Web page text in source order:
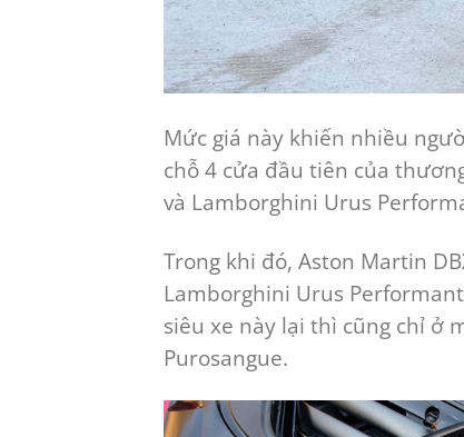
Mức giá này khiến nhiều
chỗ 4 cửa đầu tiên của
và Lamborghini Urus
Trong khi đó, Aston Martin
Lamborghini Urus
siêu xe này lại thì cũng chỉ ở
Purosangue.